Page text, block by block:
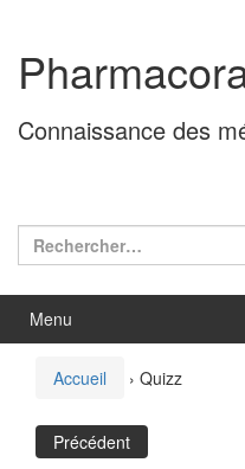
contenu
menu
principal
Connaissance des
Rechercher :
Menu
Accueil › Quizz
Précédent